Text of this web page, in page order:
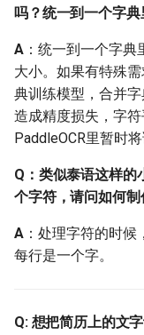
支持中文识别，
Q: 端到端算法
了两种后处理方
之间有什么区别
错？
Q: PGNet有中文
型吗？
文本框的标注有
吗？统一到一个字
A ：统一到一个字
大小。如果有特殊
典训练模型，合并
造成精度损失，字
PaddleOCR里暂时
Q：类似泰语这样的
个字符，请问如何制
A ：处理字符的时
每行是一个字。
Q: 想把简历上的文